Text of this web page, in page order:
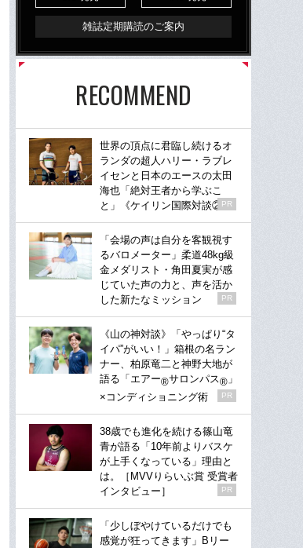
雑誌定期購読のご案内
RECOMMEND
世界の頂点に君臨し続けるオ
ランダの超人ハリー・ラブレ
イセンと日本のエースの太田
海也「絶対王者から学ぶこ
と」《ケイリン国際対談②》
PR
「会場の声は自分を客観視す
るバロメーター」柔道48kg級
金メダリスト・角田夏実が感
じていた声の力と、声を活か
した新たなミッション
PR
《山の神対談》「やっぱり“タ
イパ”がいい！」箱根の名ラン
ナー、柏原竜二と神野大地が
語る「エアー®サロンパス® 」
×コンディショニング術
PR
38歳でも進化を続ける篠山竜
青が語る「10年前よりバスケ
が上手くなっている」理由と
は。［MVVりらいぶ賞 受賞者
インタビュー］
PR
「少しぼやけているだけでも
感覚が狂ってきます」Bリー